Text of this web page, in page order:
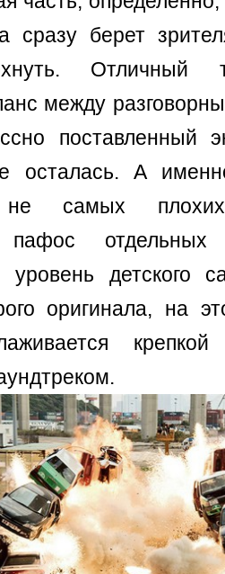
сразу берет
Отличный
между
поставленный
осталась. А
не самых
пафос
уровень детского
оригинала, на